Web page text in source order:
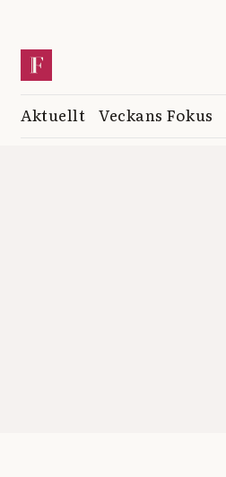
Aktuellt Veckans Fokus